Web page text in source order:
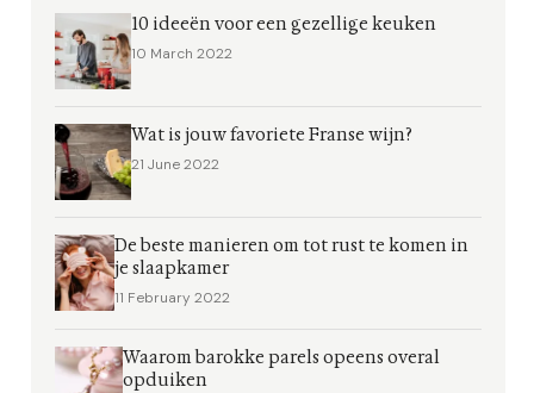
10 ideeën voor een gezellige keuken
10 March 2022
Wat is jouw favoriete Franse wijn?
21 June 2022
De beste manieren om tot rust te komen in
je slaapkamer
11 February 2022
Waarom barokke parels opeens overal
opduiken